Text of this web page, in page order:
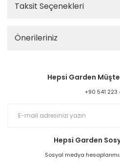
Taksit Seçenekleri
Önerileriniz
Hepsi Garden
+90 541 223
Hepsi Garden
Sosyal medya